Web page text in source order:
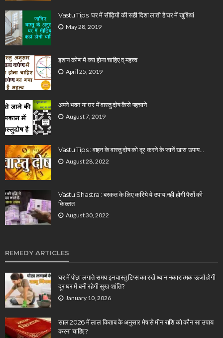
Vastu Tips: घर में सीढ़ियों की सही दिशा लाती है घर में खुशियां
May 28, 2019
इशान कोण में क्या होना चाहिए व् महत्त्व
April 25, 2019
अपने भवन या घर में वास्तु दोष कैसे पहचाने
August 7, 2019
Vastu Tips : वाहन के वास्तु दोष को दूर करने के जानें खास उपाय…
August 28, 2022
Vastu Shastra : बरकत के लिए करिये ये उपाय,नही होगी पैसों की
क़िल्लत
August 30, 2022
REMEDY ARTICLES
घर में पोछा लगाते समय इन वास्तु टिप्स का रखें ध्यान नकारात्मक ऊर्जा होगी
दूर घर में बनी रहेगी सुख-शांति?
January 10, 2026
साल 2026 में लाल किताब के अनुसार मेष से मीन राशि को कौन सा उपाय
करना चाहिए?